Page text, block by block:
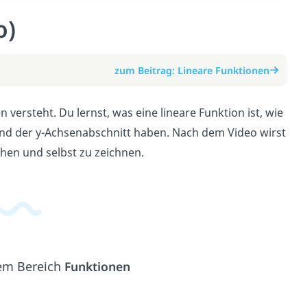
zum Beitrag: Lineare Funktionen
versteht. Du lernst, was eine lineare Funktion ist, wie
der y-Achsenabschnitt haben. Nach dem Video wirst
und selbst zu zeichnen.
Bereich Funktionen